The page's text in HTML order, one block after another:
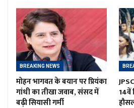
BREAKING NEWS
मोहन भागवत के बयान पर प्रियंका
गांधी का तीखा जवाब, संसद में
बढ़ी सियासी गर्मी
14वें